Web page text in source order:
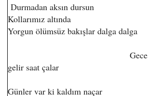
Durmadan aksın dursun
Kollarımız altında
Yorgun ölümsüz bakışlar dalga dalga
Gece
gelir saat çalar
Günler var ki kaldım naçar